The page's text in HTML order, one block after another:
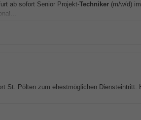
ab sofort Senior Projekt-Techniker (m/w/d)
St. Pölten zum ehestmöglichen Diensteintritt: